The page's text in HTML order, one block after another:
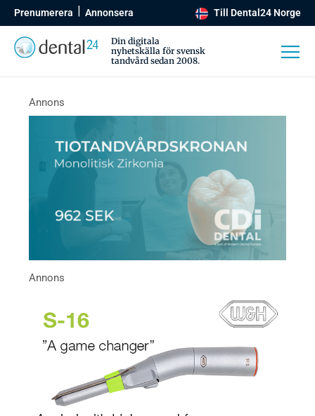
Prenumerera Annonsera Till Dental24 Norge
Din digitala
nyhetskälla för svensk
tandvård sedan 2008.